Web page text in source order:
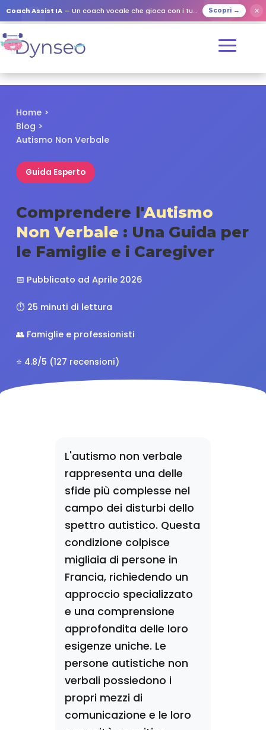
Coach Assist IA — Un coach vocale che gioca con i tuoi cari Scopri → ✕
Home >
Blog >
Autismo Non Verbale
Guida Esperto
Comprendere l'Autismo
Non Verbale : Una Guida per
le Famiglie e i Caregiver
📅 Pubblicato ad Aprile 2026
⏱️ 25 minuti di lettura
👥 Famiglie e professionisti
⭐ 4.8/5 (127 recensioni)
L'autismo non verbale
rappresenta una delle
sfide più complesse nel
campo dei disturbi dello
spettro autistico. Questa
condizione colpisce
migliaia di persone in
Francia, richiedendo un
approccio specializzato
e una comprensione
approfondita delle loro
esigenze uniche. Le
persone autistiche non
verbali possiedono i
propri mezzi di
comunicazione e le loro